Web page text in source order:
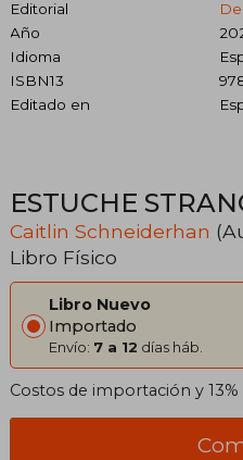
Editorial
Año
Idioma
ISBN13
Editado en
ESTUCHE
Caitlin Schneiderhan
Libro Físico
Libro Nuevo
Importado
Envío: 7 a 12 días háb.
Costos de importación y